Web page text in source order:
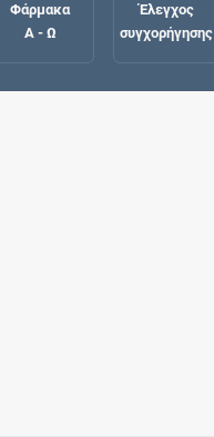
Φάρμακα
Α - Ω
Έλεγχος
συγχορήγησης